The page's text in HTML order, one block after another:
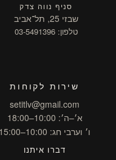
סניף נווה צדק
שבזי 25, תל־אביב
טלפון: 03-5491396
שירות לקוחות
setitlv@gmail.com
א׳–ה׳: 10:00–18:00
ו׳ וערבי חג: 10:00–15:00
דברו איתנו